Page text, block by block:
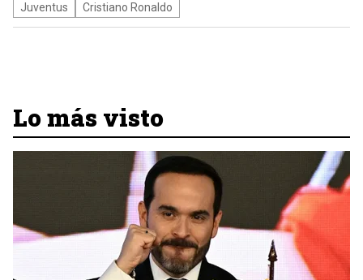
Juventus Cristiano Ronaldo
Lo más visto